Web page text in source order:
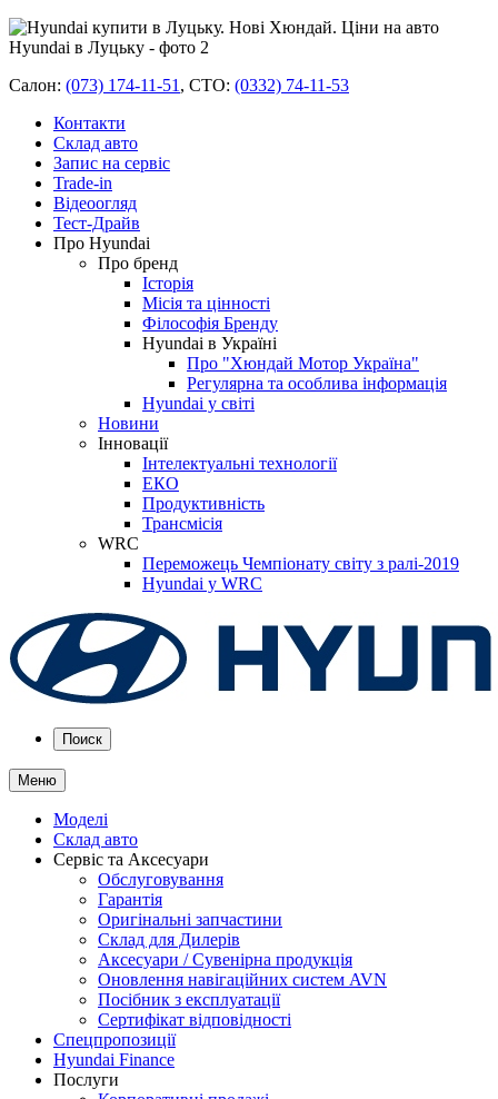
Салон: (073) 174-11-51 , СТО: (0332) 74-11-53
Контакти
Склад авто
Запис на сервіс
Trade-in
Відеоогляд
Тест-Драйв
Про Hyundai
Про бренд
Історія
Місія та цінності
Філософія Бренду
Hyundai в Україні
Про "Хюндай Мотор Україна"
Регулярна та особлива інформація
Hyundai у світі
Новини
Інновації
Інтелектуальні технології
ЕКО
Продуктивність
Трансмісія
WRC
Переможець Чемпіонату світу з ралі-2019
Hyundai у WRC
Поиск
Меню
Моделі
Склад авто
Сервіс та Аксесуари
Обслуговування
Гарантія
Оригінальні запчастини
Склад для Дилерів
Аксесуари / Сувенірна продукція
Оновлення навігаційних систем AVN
Посібник з експлуатації
Сертифікат відповідності
Спецпропозиції
Hyundai Finance
Послуги